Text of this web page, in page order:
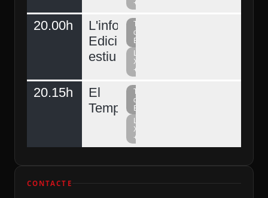
+
20.00h
L'informatiu
Edició
estiu
Televisió
del
Berguedà
La
Xarxa
+
20.15h
El
Temps
Televisió
del
Berguedà
La
Xarxa
+
CONTACTE